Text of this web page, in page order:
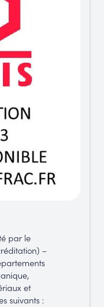
par le
–
et
suivants :